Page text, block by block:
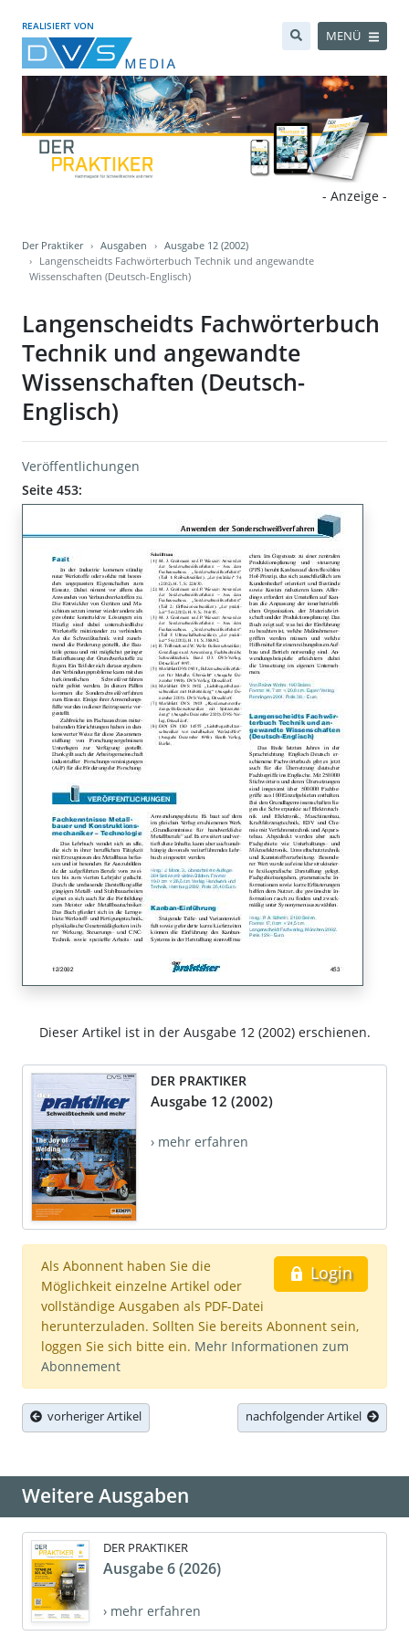
REALISIERT VON
MENÜ
- Anzeige -
Der Praktiker Ausgaben
Ausgabe 12 (2002)
Langenscheidts Fachwörterbuch Technik und angewandte
Wissenschaften (Deutsch-Englisch)
Langenscheidts Fachwörterbuch
Technik und angewandte
Wissenschaften (Deutsch-
Englisch)
Veröffentlichungen
Seite 453:
Dieser Artikel ist in der Ausgabe 12 (2002) erschienen.
DER PRAKTIKER
Ausgabe 12 (2002)
› mehr erfahren
Login
Als Abonnent haben Sie die
Möglichkeit einzelne Artikel oder
vollständige Ausgaben als PDF-Datei
herunterzuladen. Sollten Sie bereits Abonnent sein,
loggen Sie sich bitte ein. Mehr Informationen zum
Abonnement
vorheriger Artikel nachfolgender Artikel
Weitere Ausgaben
DER PRAKTIKER
Ausgabe 6 (2026)
› mehr erfahren